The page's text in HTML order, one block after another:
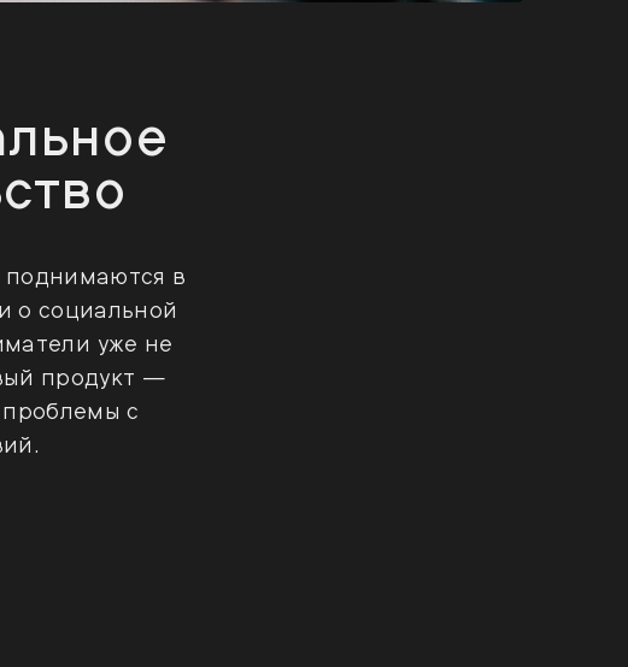
поднимаются в
о социальной
уже не
продукт —
с